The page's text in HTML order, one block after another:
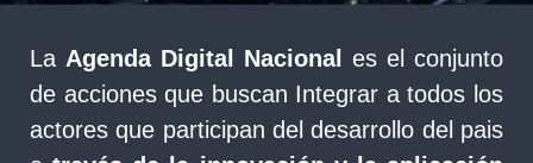
La Agenda Digital Nacional es el conjunto
de acciones que buscan Integrar a todos los
actores que participan del desarrollo del pais